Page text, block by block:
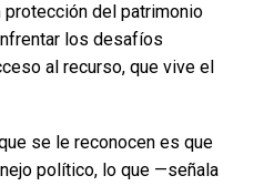
protección del patrimonio
los desafíos
al recurso, que vive el
se le reconocen es que
político, lo que —señala